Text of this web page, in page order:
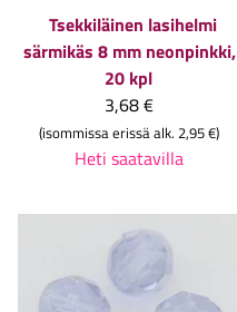
Tsekkiläinen lasihelmi
särmikäs 8 mm neonpinkki,
20 kpl
3,68 €
(isommissa erissä alk. 2,95 €)
Heti saatavilla